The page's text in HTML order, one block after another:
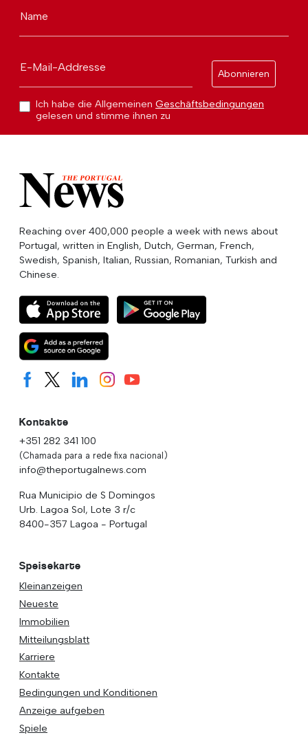
Name
E-Mail-Addresse
Abonnieren
Ich habe die Allgemeinen Geschäftsbedingungen
gelesen und stimme ihnen zu
Reaching over 400,000 people a week with news about
Portugal, written in English, Dutch, German, French,
Swedish, Spanish, Italian, Russian, Romanian, Turkish and
Chinese.
Kontakte
+351 282 341 100
(Chamada para a rede fixa nacional)
info@theportugalnews.com
Rua Municipio de S Domingos
Urb. Lagoa Sol, Lote 3 r/c
8400-357 Lagoa - Portugal
Speisekarte
Kleinanzeigen
Neueste
Immobilien
Mitteilungsblatt
Karriere
Kontakte
Bedingungen und Konditionen
Anzeige aufgeben
Spiele